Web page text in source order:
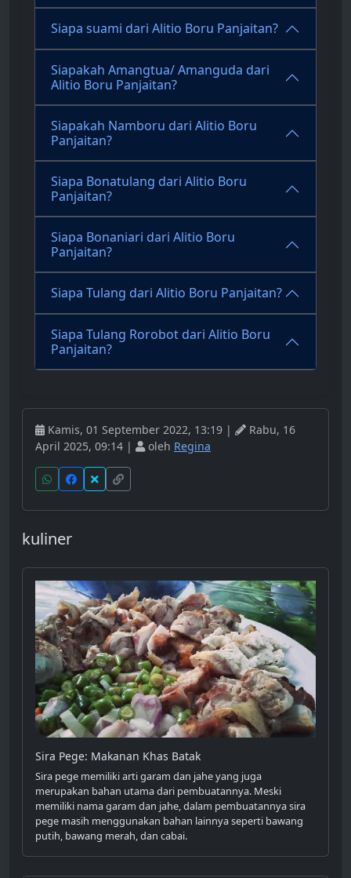
Siapa suami dari Alitio Boru Panjaitan?
Siapakah Amangtua/ Amanguda dari
Alitio Boru Panjaitan?
Siapakah Namboru dari Alitio Boru
Panjaitan?
Siapa Bonatulang dari Alitio Boru
Panjaitan?
Siapa Bonaniari dari Alitio Boru
Panjaitan?
Siapa Tulang dari Alitio Boru Panjaitan?
Siapa Tulang Rorobot dari Alitio Boru
Panjaitan?
Kamis, 01 September 2022, 13:19 |
Rabu, 16
April 2025, 09:14 |
oleh Regina
kuliner
Sira Pege: Makanan Khas Batak
Sira pege memiliki arti garam dan jahe yang juga
merupakan bahan utama dari pembuatannya. Meski
memiliki nama garam dan jahe, dalam pembuatannya sira
pege masih menggunakan bahan lainnya seperti bawang
putih, bawang merah, dan cabai.